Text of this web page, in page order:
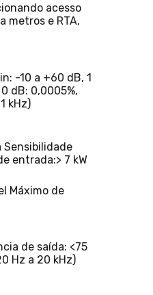
acesso
metros e RTA,
-10 a +60 dB, 1
dB: 0,0005%,
kHz)
Sensibilidade
entrada:> 7 kW
Máximo de
de saída: <75
Hz a 20 kHz)